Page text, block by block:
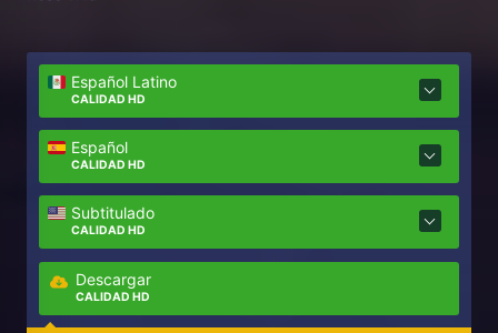
Español Latino
CALIDAD HD
Español
CALIDAD HD
Subtitulado
CALIDAD HD
Descargar
CALIDAD HD